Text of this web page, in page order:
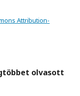
Attribution-
olvasott